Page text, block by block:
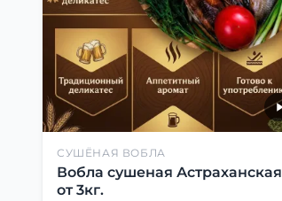
СУШЁНАЯ ВОБЛА
Вобла сушеная Астраханская
от 3кг.